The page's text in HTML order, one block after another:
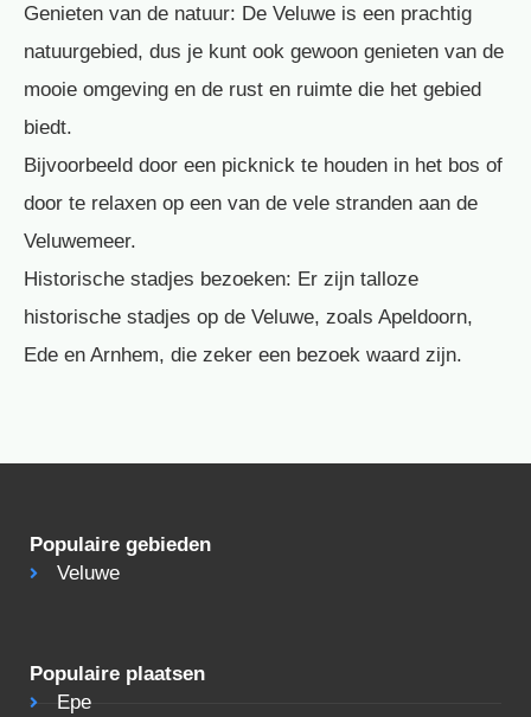
Genieten van de natuur: De Veluwe is een prachtig
natuurgebied, dus je kunt ook gewoon genieten van de
mooie omgeving en de rust en ruimte die het gebied
biedt.
Bijvoorbeeld door een picknick te houden in het bos of
door te relaxen op een van de vele stranden aan de
Veluwemeer.
Historische stadjes bezoeken: Er zijn talloze
historische stadjes op de Veluwe, zoals Apeldoorn,
Ede en Arnhem, die zeker een bezoek waard zijn.
Populaire gebieden
Veluwe
Populaire plaatsen
Epe